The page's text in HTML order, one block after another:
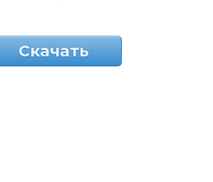
Скачать